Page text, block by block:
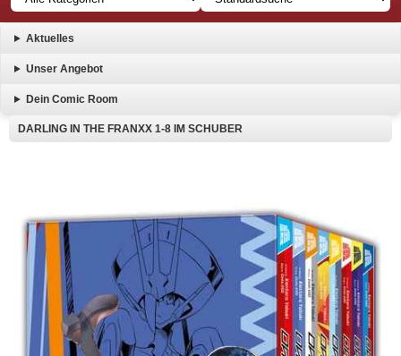
Aktuelles
Unser Angebot
Dein Comic Room
DARLING IN THE FRANXX 1-8 IM SCHUBER